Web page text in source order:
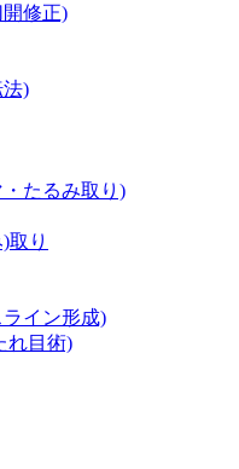
修正)
)
たるみ取り)
)取り
イン形成)
れ目術)